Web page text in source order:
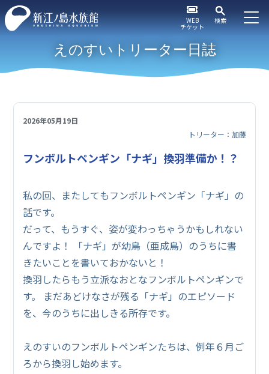
WEB
チケット
検索
えのすいトリーター日誌
2026年05月19日
トリーター：加藤
フンボルトペンギン「ナギ」換羽準備か！？
私の回、またしてもフンボルトペンギン「ナギ」の
話です。
だって、もうすぐ、姿が変わっちゃうかもしれない
んですよ！ 「ナギ」が幼鳥（亜成鳥）のうちに書
きたいことを書いておかないと！
換羽したらもう立派なおとなフンボルトペンギンで
す。 まだあどけなさが残る「ナギ」のエピソード
を、今のうちに出しきる所存です。
えのすいのフンボルトペンギンたちは、例年６月ご
ろから換羽し始めます。